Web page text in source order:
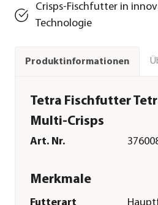
Crisps-Fischfutter in
Technologie
Produktinformationen
Tetra Fischfutter
Multi-Crisps
Art. Nr.
Merkmale